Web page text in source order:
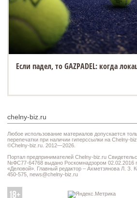
Если падел, то GAZPADEL: когда
chelny-biz.ru
Любое использование материалов допускается
перепечатки при наличии гиперссылки на Chelny-
©Chelny-biz.ru. 2012—2026.
Портал предпринимателей Chelny-biz.ru
№ФС77-64768 выдано Роскомнадзором 02.02.2016
«Деловой». Главный редактор – Ахметзянова Л. З.
450-575, news@chelny-biz.ru